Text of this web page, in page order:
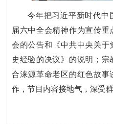
今年把习近平新时代中
届六中全会精神作为宣传
会的公告和《中共中央关
史经验的决议》的说明；
合涞源革命老区的红色故事
作，节目内容接地气，深受群